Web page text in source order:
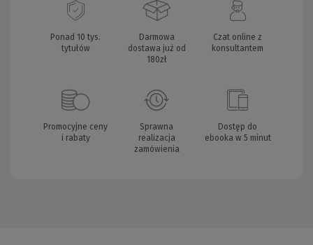
Ponad 10 tys.
tytułów
Darmowa
dostawa już od
180zł
Czat online z
konsultantem
Promocyjne ceny
i rabaty
Sprawna
realizacja
zamówienia
Dostęp do
ebooka w 5 minut